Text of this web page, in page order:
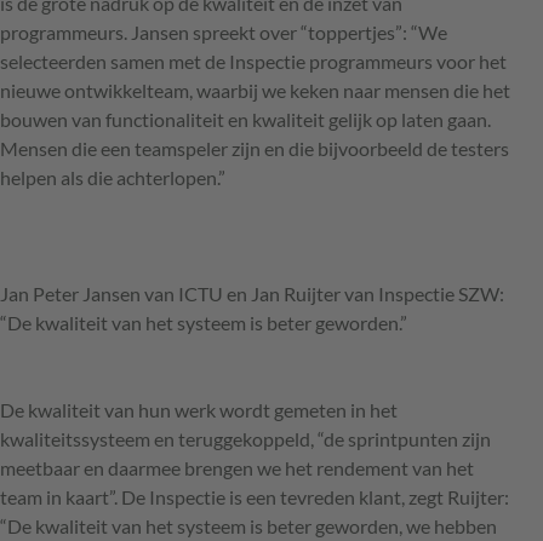
programmeurs. Jansen spreekt over “toppertjes”: “We
selecteerden samen met de Inspectie programmeurs voor het
nieuwe ontwikkelteam, waarbij we keken naar mensen die het
bouwen van functionaliteit en kwaliteit gelijk op laten gaan.
Mensen die een teamspeler zijn en die bijvoorbeeld de testers
helpen als die achterlopen.”
Jan Peter Jansen van ICTU en Jan Ruijter van Inspectie SZW:
“De kwaliteit van het systeem is beter geworden.”
De kwaliteit van hun werk wordt gemeten in het
kwaliteitssysteem en teruggekoppeld, “de sprintpunten zijn
meetbaar en daarmee brengen we het rendement van het
team in kaart”. De Inspectie is een tevreden klant, zegt Ruijter:
“De kwaliteit van het systeem is beter geworden, we hebben